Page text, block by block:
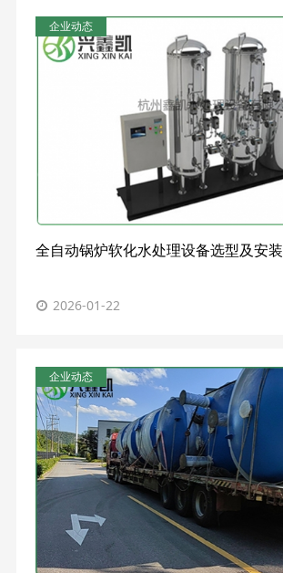
企业动态
全自动锅炉软化水处理设备选型及安装
2026-01-22
企业动态